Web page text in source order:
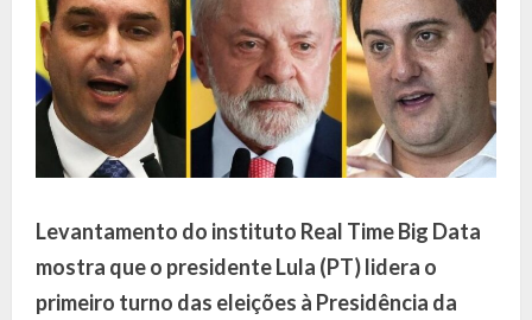
Levantamento do instituto Real Time Big Data
mostra que o presidente Lula (PT) lidera o
primeiro turno das eleições à Presidência da